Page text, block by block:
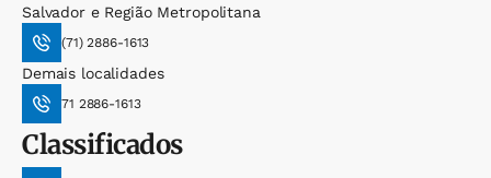
Salvador e Região Metropolitana
(71) 2886-1613
Demais localidades
71 2886-1613
Classificados